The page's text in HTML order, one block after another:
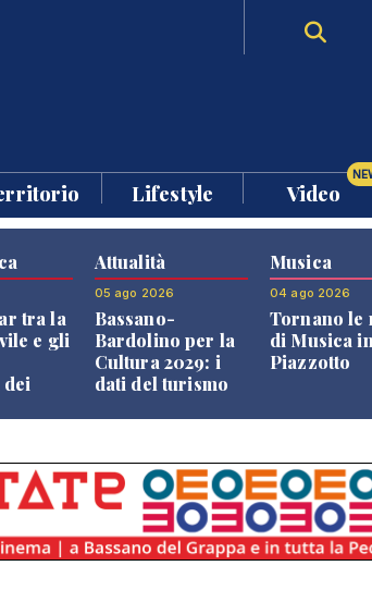
Lifestyle Video
tra la
e gli
Attualità
05 ago 2026
Bassano-
Bardolino per la
Cultura 2029: i
dati del turismo
Musica
04 ago 2026
Tornano le
di Musica in
Piazzotto